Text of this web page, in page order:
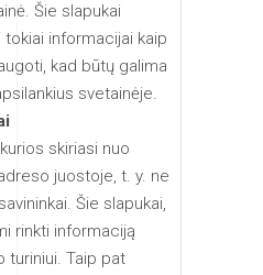
Šie slapukai
informacijai kaip
kad būtų galima
svetainėje.
skiriasi nuo
juostoje, t. y. ne
Šie slapukai,
rinkti informaciją
turiniui. Taip pat